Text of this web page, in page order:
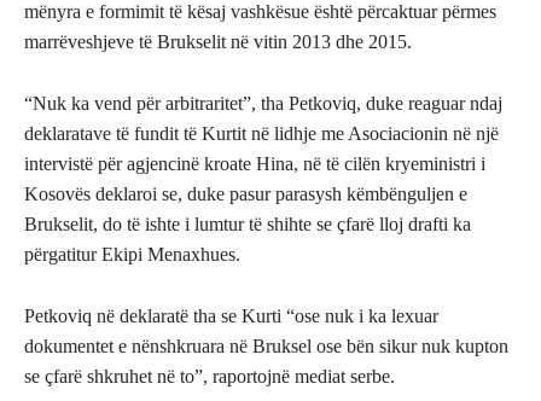
mënyra e formimit të kësaj vashkësue është përcaktuar përmes
marrëveshjeve të Brukselit në vitin 2013 dhe 2015.
“Nuk ka vend për arbitraritet”, tha Petkoviq, duke reaguar ndaj
deklaratave të fundit të Kurtit në lidhje me Asociacionin në një
intervistë për agjencinë kroate Hina, në të cilën kryeministri i
Kosovës deklaroi se, duke pasur parasysh këmbënguljen e
Brukselit, do të ishte i lumtur të shihte se çfarë lloj drafti ka
përgatitur Ekipi Menaxhues.
Petkoviq në deklaratë tha se Kurti “ose nuk i ka lexuar
dokumentet e nënshkruara në Bruksel ose bën sikur nuk kupton
se çfarë shkruhet në to”, raportojnë mediat serbe.